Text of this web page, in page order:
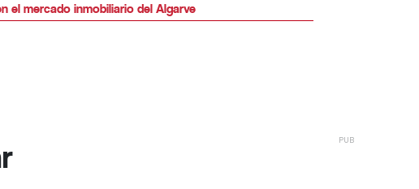
el mercado inmobiliario del Algarve